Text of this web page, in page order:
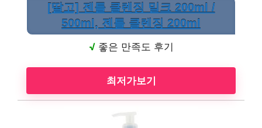
[딸고] 젠틀 클렌징 밀크 200ml /
500ml, 젠틀 클렌징 200ml
√좋은 만족도 후기
최저가보기